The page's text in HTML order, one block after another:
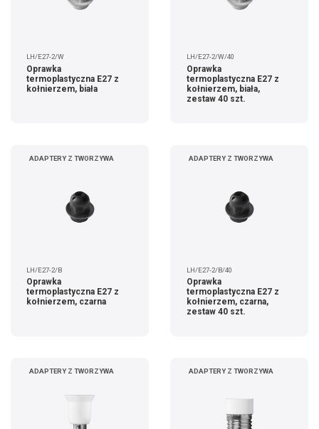
LH/E27-2/W
Oprawka
termoplastyczna E27 z
kołnierzem, biała
LH/E27-2/W/40
Oprawka
termoplastyczna E27 z
kołnierzem, biała,
zestaw 40 szt.
ADAPTERY Z TWORZYWA
LH/E27-2/B
Oprawka
termoplastyczna E27 z
kołnierzem, czarna
ADAPTERY Z TWORZYWA
LH/E27-2/B/40
Oprawka
termoplastyczna E27 z
kołnierzem, czarna,
zestaw 40 szt.
ADAPTERY Z TWORZYWA ADAPTERY Z TWORZYWA